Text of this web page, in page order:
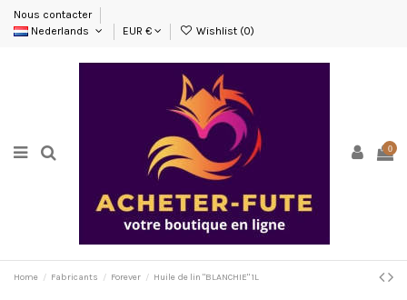
Nous contacter
Nederlands
EUR € Wishlist (0)
0
Home Fabricants Forever Huile de lin "BLANCHIE" 1L